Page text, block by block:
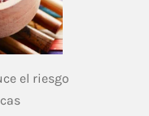
el riesgo